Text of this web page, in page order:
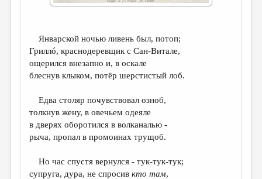
ПЕРЕВОДЫ
ДЕТСКАЯ КОМНАТА
КНИЖНАЯ ПОЛКА
СТРАНИЦЫ ПАМЯТИ
ОБЪЯВЛЕНИЯ
РЕДКОЛЛЕГИЯ
Январской ночью ливень был, потоп;
Гриллó, краснодеревщик с Сан-Витале,
ощерился внезапно и, в оскале
блеснув клыком, потёр шерстистый лоб.
Едва столяр почувствовал озноб,
толкнув жену, в овечьем одеяле
в дверях оборотился в волканалью -
рыча, пропал в промоинах трущоб.
Но час спустя вернулся - тук-тук-тук;
супруга, дура, не спросивкто там,